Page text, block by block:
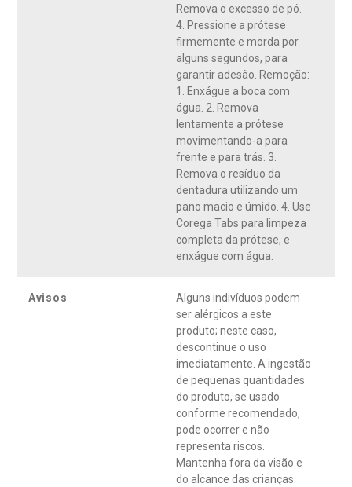
Remova o excesso de pó.
4. Pressione a prótese
firmemente e morda por
alguns segundos, para
garantir adesão. Remoção:
1. Enxágue a boca com
água. 2. Remova
lentamente a prótese
movimentando-a para
frente e para trás. 3.
Remova o resíduo da
dentadura utilizando um
pano macio e úmido. 4. Use
Corega Tabs para limpeza
completa da prótese, e
enxágue com água.
Avisos
Alguns indivíduos podem
ser alérgicos a este
produto; neste caso,
descontinue o uso
imediatamente. A ingestão
de pequenas quantidades
do produto, se usado
conforme recomendado,
pode ocorrer e não
representa riscos.
Mantenha fora da visão e
do alcance das crianças.